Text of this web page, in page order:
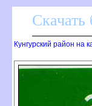
Кунгурский район на